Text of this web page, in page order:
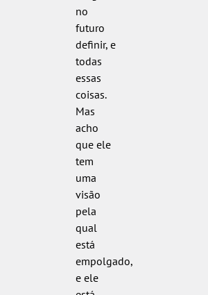
no
futuro
definir, e
todas
essas
coisas.
Mas
acho
que ele
tem
uma
visão
pela
qual
está
empolgado,
e ele